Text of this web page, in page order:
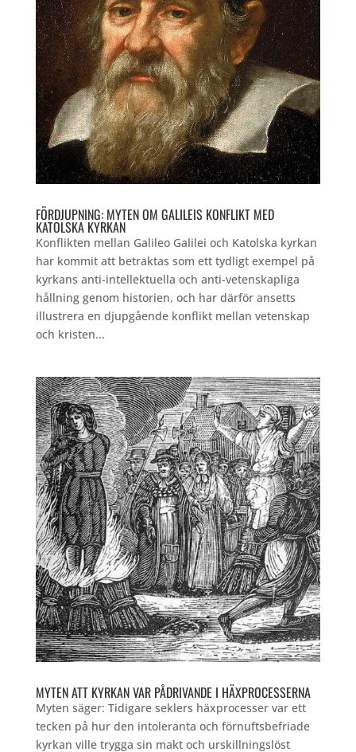
FÖRDJUPNING: MYTEN OM GALILEIS KONFLIKT MED
KATOLSKA KYRKAN
Konflikten mellan Galileo Galilei och Katolska kyrkan
har kommit att betraktas som ett tydligt exempel på
kyrkans anti-intellektuella och anti-vetenskapliga
hållning genom historien, och har därför ansetts
illustrera en djupgående konflikt mellan vetenskap
och kristen...
MYTEN ATT KYRKAN VAR PÅDRIVANDE I HÄXPROCESSERNA
Myten säger: Tidigare seklers häxprocesser var ett
tecken på hur den intoleranta och förnuftsbefriade
kyrkan ville trygga sin makt och urskillningslöst